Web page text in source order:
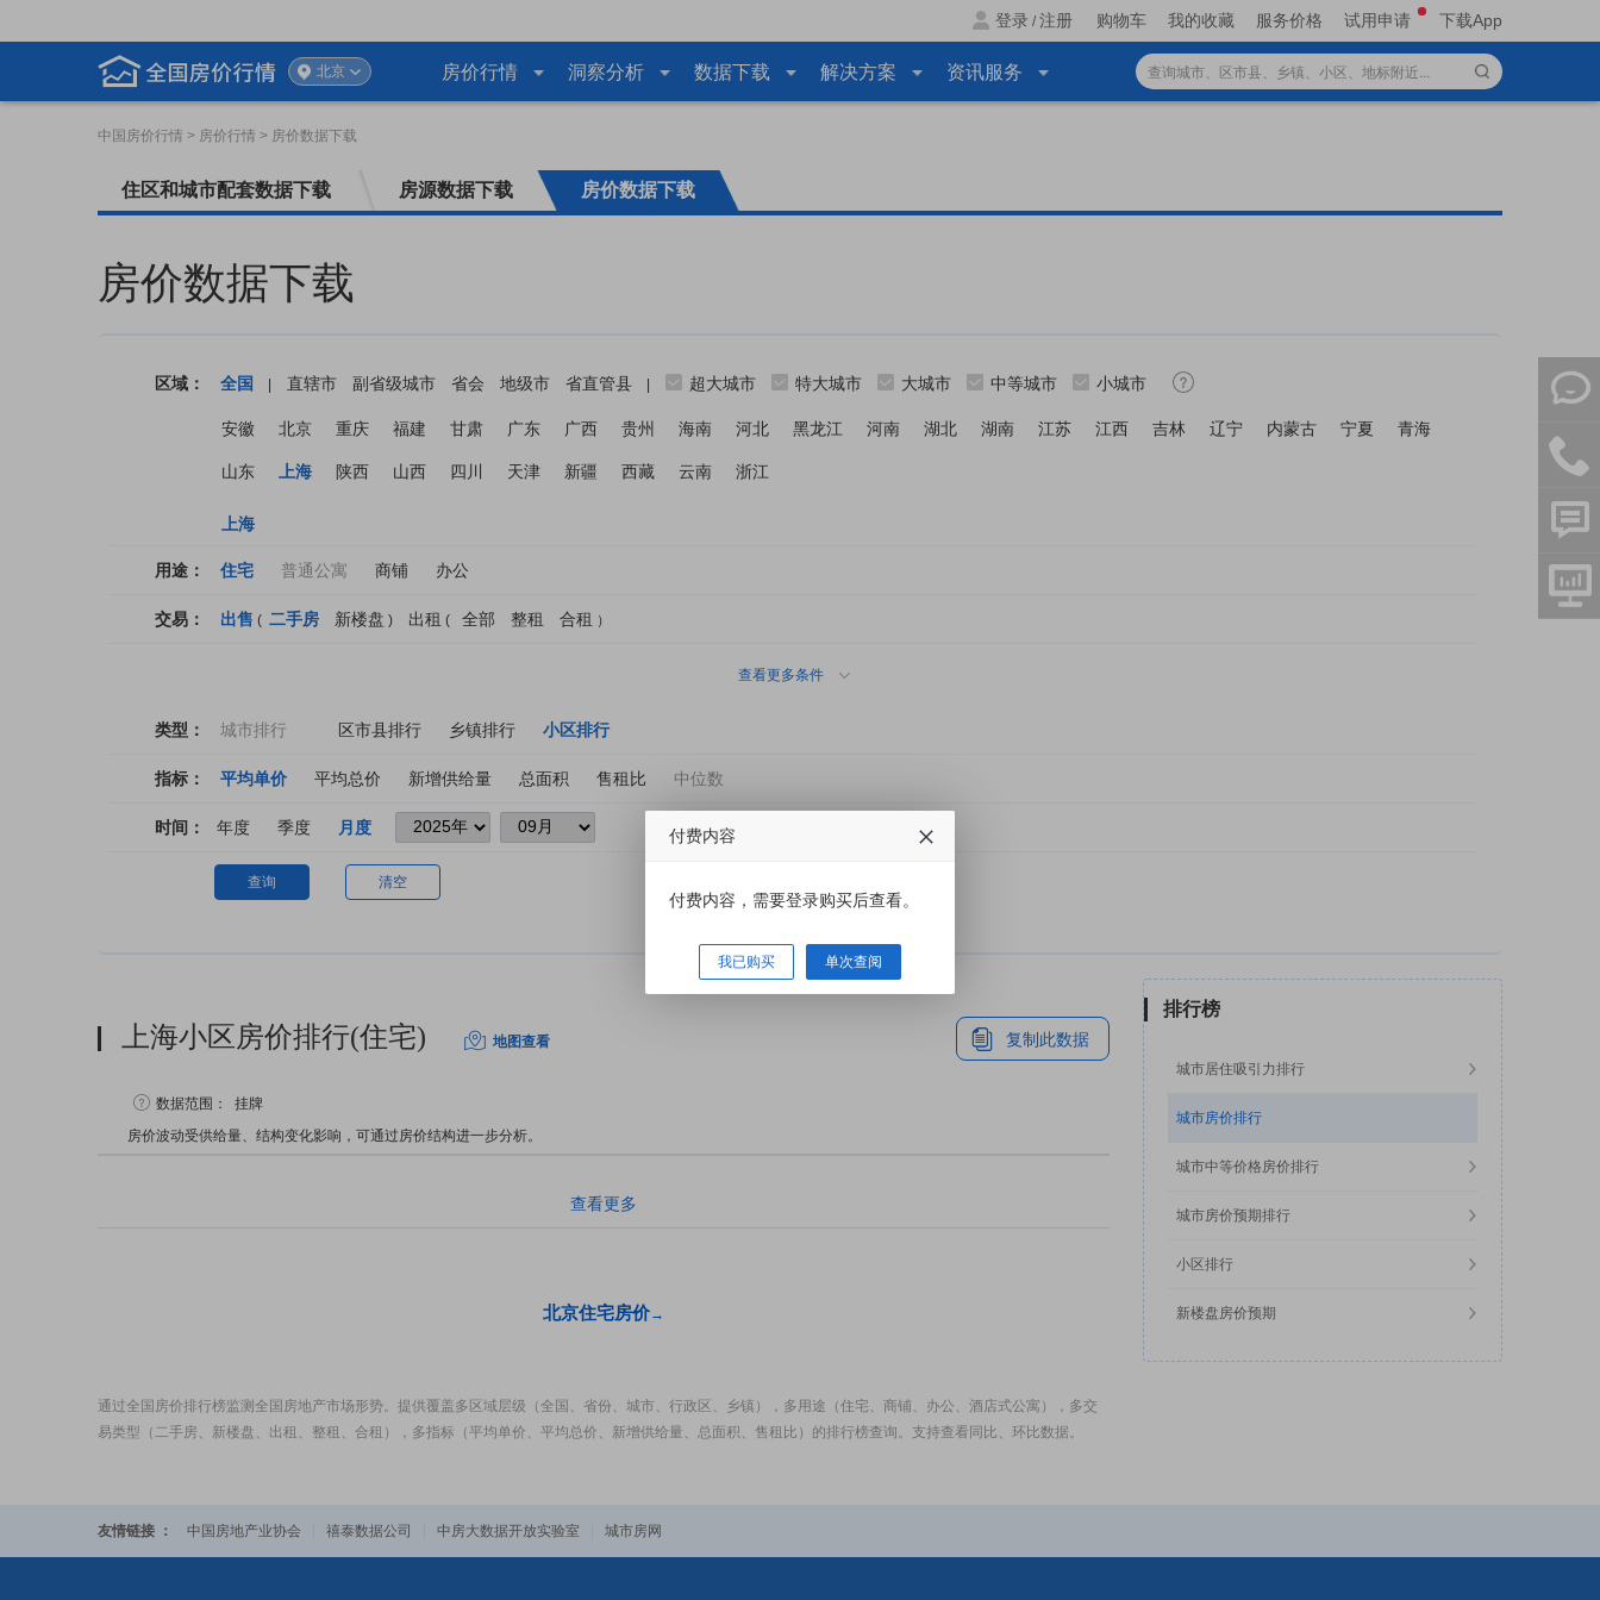
登录 / 注册 购物车 我的收藏 服务价格 试用申请 下载App
北京 房价行情 洞察分析 数据下载 解决方案 资讯服务
中国房价行情 > 房价行情 > 房价数据下载
住区和城市配套数据下载 房源数据下载 房价数据下载
房价数据下载
区域： 全国 直辖市 副省级城市 省会 地级市 省直管县 超大城市 特大城市 大城市 中等城市 小城市
安徽 北京 重庆 福建 甘肃 广东 广西 贵州 海南 河北 黑龙江 河南 湖北 湖南 江苏 江西 吉林 辽宁 内蒙古 宁夏 青海
山东 上海 陕西 山西 四川 天津 新疆 西藏 云南 浙江
上海
用途： 住宅 普通公寓 商铺 办公
交易： 出售 ( 二手房 新楼盘 ) 出租 ( 全部 整租 合租 ）
查看更多条件
类型： 城市排行 区市县排行 乡镇排行 小区排行
指标： 平均单价 平均总价 新增供给量 总面积 售租比 中位数
时间： 年度 季度 月度
查询 清空
上海小区房价排行(住宅) 地图查看
数据范围：
挂牌
房价波动受供给量、结构变化影响，可通过房价结构进一步分析。
复制此数据
查看更多
北京住宅房价→
通过全国房价排行榜监测全国房地产市场形势。提供覆盖多区域层级（全国、省份、城市、行政区、乡镇），多用途（住宅、商铺、办公、酒店式公寓），多交
易类型（二手房、新楼盘、出租、整租、合租），多指标（平均单价、平均总价、新增供给量、总面积、售租比）的排行榜查询。支持查看同比、环比数据。
排行榜
城市居住吸引力排行
城市房价排行
城市中等价格房价排行
城市房价预期排行
小区排行
新楼盘房价预期
友情链接 ： 中国房地产业协会 禧泰数据公司 中房大数据开放实验室 城市房网
付费内容
付费内容，需要登录购买后查看。
我已购买 单次查阅